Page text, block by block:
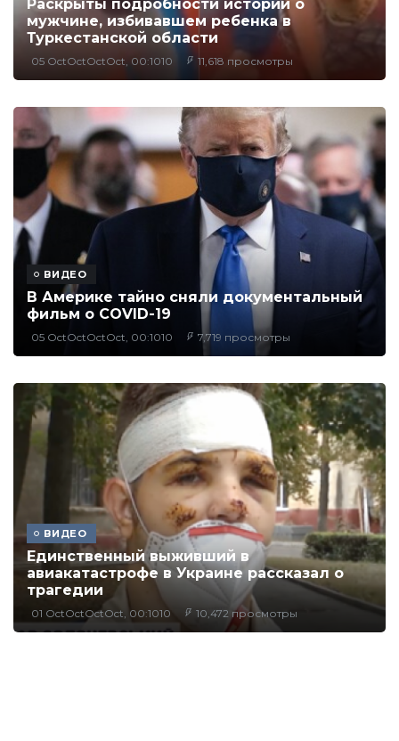
Раскрыты подробности истории о
мужчине, избивавшем ребенка в
Туркестанской области
05 OctOctOctOct, 00:1010 11,618 просмотры
ВИДЕО
В Америке тайно сняли документальный
фильм о COVID-19
05 OctOctOctOct, 00:1010 7,719 просмотры
ВИДЕО
Единственный выживший в
авиакатастрофе в Украине рассказал о
трагедии
01 OctOctOctOct, 00:1010 10,472 просмотры